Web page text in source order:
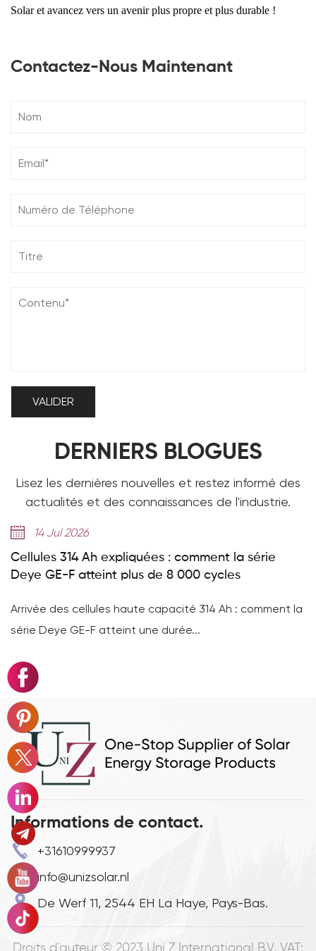
Solar et avancez vers un avenir plus propre et plus durable !
Contactez-Nous Maintenant
DERNIERS BLOGUES
Lisez les dernières nouvelles et restez informé des
actualités et des connaissances de l'industrie.
14 Jul 2026
Cellules 314 Ah expliquées : comment la série
Deye GE-F atteint plus de 8 000 cycles
Arrivée des cellules haute capacité 314 Ah : comment la
série Deye GE-F atteint une durée...
Informations de contact.
+31610999937
info@unizsolar.nl
De Werf 11, 2544 EH La Haye, Pays-Bas.
Droits d'auteur © 2023 Uni Z International B.V. VAT: